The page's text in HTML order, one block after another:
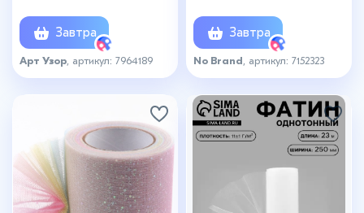
Завтра
Арт Узор , артикул: 7964189
Завтра
No Brand , артикул: 7152323